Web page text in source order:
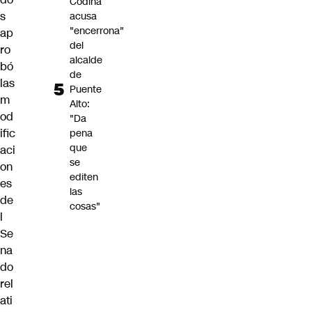
s
ap
ro
bó
las
m
od
ific
aci
on
es
de
l
Se
na
do
rel
ati
acusa
"encerrona"
del
alcalde
de
Puente
Alto:
"Da
pena
que
se
editen
las
cosas"